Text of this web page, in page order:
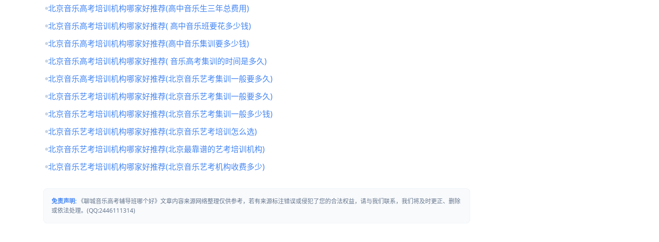
北京音乐高考培训机构哪家好推荐(高中音乐生三年总费用)
北京音乐高考培训机构哪家好推荐( 高中音乐班要花多少钱)
北京音乐高考培训机构哪家好推荐(高中音乐集训要多少钱)
北京音乐高考培训机构哪家好推荐( 音乐高考集训的时间是多久)
北京音乐高考培训机构哪家好推荐(北京音乐艺考集训一般要多久)
北京音乐艺考培训机构哪家好推荐(北京音乐艺考集训一般要多久)
北京音乐艺考培训机构哪家好推荐(北京音乐艺考集训一般多少钱)
北京音乐艺考培训机构哪家好推荐(北京音乐艺考培训怎么选)
北京音乐艺考培训机构哪家好推荐(北京最靠谱的艺考培训机构)
北京音乐艺考培训机构哪家好推荐(北京音乐艺考机构收费多少)
免责声明: 《聊城音乐高考辅导班哪个好》文章内容来源网络整理仅供参考，若有来源标注错误或侵犯了您的合法权益，请与我们联系，我们将及时更正、删除
或依法处理。(QQ:2446111314)